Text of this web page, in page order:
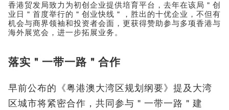
香港贸发局致力为初创企业提供培育平台，去年在该局＂创
业日＂首度举行的＂创业快线＂，胜出的十优企业，不但有
机会与商界领袖和投资者会面，更获得赞助参与多项香港与
海外展览会，进一步拓展业务。
落实＂一带一路＂合作
早前公布的《粤港澳大湾区规划纲要》提及大湾
区城市将紧密合作，共同参与＂一带一路＂建